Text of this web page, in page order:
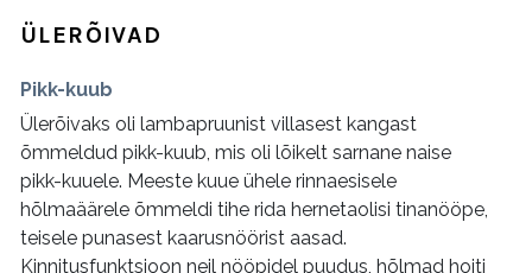
ÜLERÕIVAD
Pikk-kuub
Ülerõivaks oli lambapruunist villasest kangast
õmmeldud pikk-kuub, mis oli lõikelt sarnane naise
pikk-kuuele. Meeste kuue ühele rinnaesisele
hõlmaäärele õmmeldi tihe rida hernetaolisi tinanööpe,
teisele punasest kaarusnöörist aasad.
Kinnitusfunktsioon neil nööpidel puudus, hõlmad hoiti